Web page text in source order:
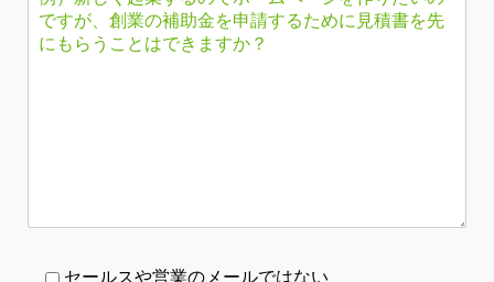
セールスや営業のメールではない